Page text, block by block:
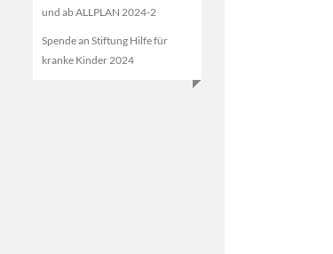
und ab ALLPLAN 2024-2
Spende an Stiftung Hilfe für
kranke Kinder 2024